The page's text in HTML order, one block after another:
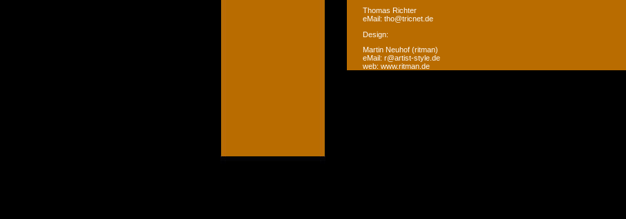
Thomas Richter
eMail: tho@tricnet.de
Design:
Martin Neuhof (ritman)
eMail: r@artist-style.de
web: www.ritman.de